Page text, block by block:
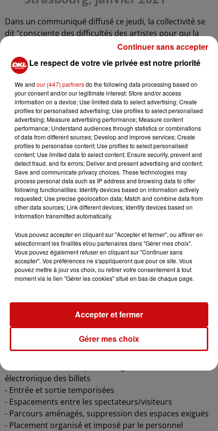
Dans un communiqué diffusé ce jeudi, la collectivité se
dit "consciente des difficultés des artistes pour qui la
perte de sens est immense, ainsi que de l’isolement de
certains publics" et souhaite "
d’activités culturelles afin de retisser ce lien si
essentiel entre les artistes et les habitant�'e�'s
TROIS PUBLICS PRIORITAIRES
En concertation avec un grand nombre d’acteurs
culturels du territoire, les services ont élaboré un
scénario de réouverture des lieux de culture pourtrois
publics prioritaires:
- les enfants(maternelle, primaire et secondaire)
- les étudiants
- et les personnes en situation d’isolement familial,
financier et/ou psychologique.
ministre avec les dispositions suivantes :
Pour l’ensemble des structures culturelles :
- Gel hydro-alcoolique à l’entrée de chaque lieu
- Nettoyage des surfaces contacts (notamment les
portes, les rambardes et les espaces sanitaires) avant et
après le passage des groupes
- Réservation et inscription en ligne, contrôle
électronique des billets
- Entrée et sortie temporisées
- Espacements entre les spectateurs/visiteurs
- Parcours aménagés, suppression des espaces exiguës
- Placement organisé et imposé par le personnel
Le respect de votre vie privée est notre priorité
We and our (447) partnersdo the following data processing based on
your consent and/or our legitimate interest: Store and/or access
information on a device; Use limited data to select advertising; Create
profiles for personalised advertising; Use profiles to select personalised
advertising; Measure advertising performance; Measure content
performance; Understand audiences through statistics or combinations
of data from different sources; Develop and improve services; Create
profiles to personalise content; Use profiles to select personalised
content; Use limited data to select content; Ensure security, prevent and
detect fraud, and fix errors; Deliver and present advertising and content;
Save and communicate privacy choices. These technologies may
process personal data such as IP address and browsing data to offer
following functionalities: Identify devices based on information actively
requested; Use precise geolocation data; Match and combine data from
other data sources; Link different devices; Identify devices based on
information transmitted automatically.
Vous pouvez accepter en cliquant sur "Accepter et fermer", ou affiner en
sélectionnant les finalités et/ou partenaires dans "Gérer mes choix".
Vous pouvez également refuser en cliquant sur "Continuer sans
accepter". Vos préférences ne s'appliqueront que pour ce site. Vous
pouvez mettre à jour vos choix, ou retirer votre consentement à tout
moment via le lien "Gérer les cookies" situé en bas de chaque page.
Gérer mes choix
Accepter et fermer
Continuer sans accepter